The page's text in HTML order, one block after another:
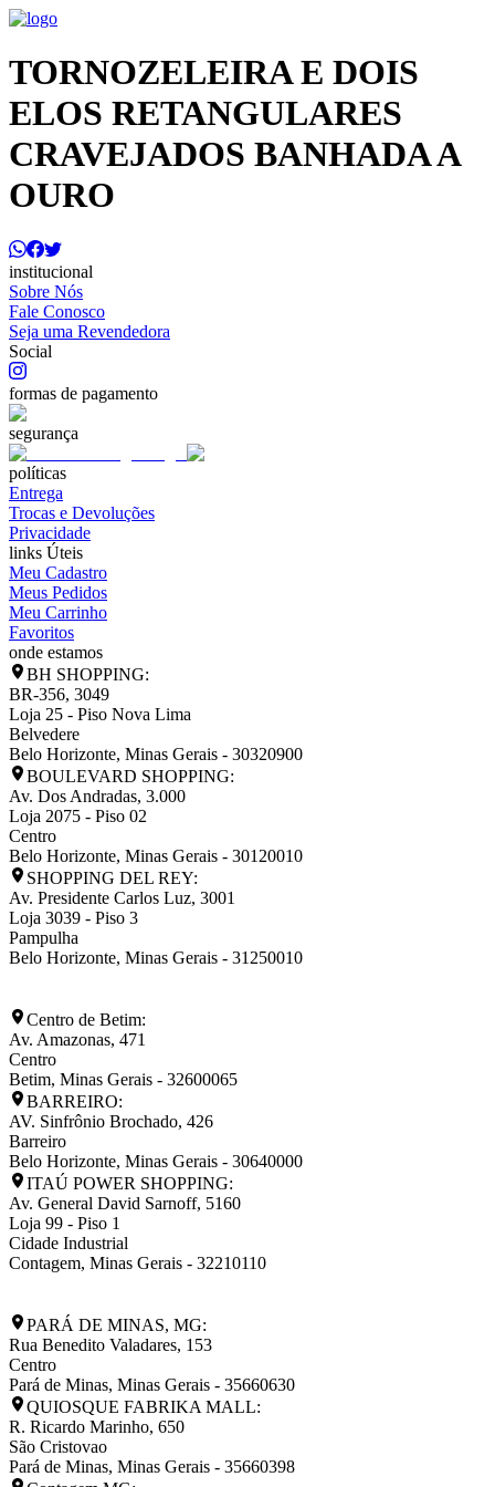
TORNOZELEIRA E DOIS
ELOS RETANGULARES
CRAVEJADOS BANHADA A
OURO
institucional
Sobre Nós
Fale Conosco
Seja uma Revendedora
Social
formas de pagamento
segurança
políticas
Entrega
Trocas e Devoluções
Privacidade
links Úteis
Meu Cadastro
Meus Pedidos
Meu Carrinho
Favoritos
onde estamos
BH SHOPPING:
BR-356, 3049
Loja 25 - Piso Nova Lima
Belvedere
Belo Horizonte, Minas Gerais - 30320900
BOULEVARD SHOPPING:
Av. Dos Andradas, 3.000
Loja 2075 - Piso 02
Centro
Belo Horizonte, Minas Gerais - 30120010
SHOPPING DEL REY:
Av. Presidente Carlos Luz, 3001
Loja 3039 - Piso 3
Pampulha
Belo Horizonte, Minas Gerais - 31250010
Centro de Betim:
Av. Amazonas, 471
Centro
Betim, Minas Gerais - 32600065
BARREIRO:
AV. Sinfrônio Brochado, 426
Barreiro
Belo Horizonte, Minas Gerais - 30640000
ITAÚ POWER SHOPPING:
Av. General David Sarnoff, 5160
Loja 99 - Piso 1
Cidade Industrial
Contagem, Minas Gerais - 32210110
PARÁ DE MINAS, MG:
Rua Benedito Valadares, 153
Centro
Pará de Minas, Minas Gerais - 35660630
QUIOSQUE FABRIKA MALL:
R. Ricardo Marinho, 650
São Cristovao
Pará de Minas, Minas Gerais - 35660398